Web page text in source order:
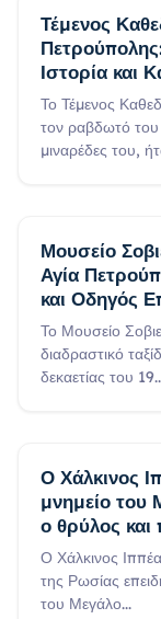
Τέμενος
Ιστορία και
Το Τέμενος
τον ραβδωτό
μιναρέδες του,
Μουσείο
Αγία
και Οδηγός
Το Μουσείο
διαδραστικό
δεκαετίας του 19
Ο Χάλκινος
μνημείο του
ο θρύλος και
Ο Χάλκινος
της Ρωσίας
του Μεγάλο...